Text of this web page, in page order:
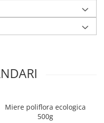
Miere poliflora ecologica
500g